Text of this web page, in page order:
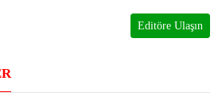
Editöre Ulaşın